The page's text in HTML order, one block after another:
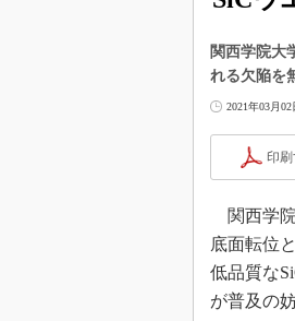
関西学院大
れる欠陥を
2021年03月
印
関西学院
底面転位
低品質な
が普及の